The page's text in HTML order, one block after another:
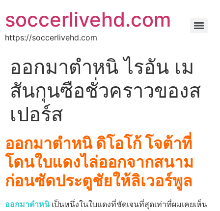
soccerlivehd.com
https://soccerlivehd.com
ออกมาตําหนิ ไรอัน เม
สันกุนซือชั่วคราวของส
เปอร์ส
ออกมาตําหนิ ดิโอโก้ โจต้าที่
โดนใบแดงไล่ออกจากสนาม
ก่อนซัดประตูชัยให้ลิเวอร์พูล
ออกมาตําหนิ เป็นหนึ่งในใบแดงที่ชัดเจนที่สุดเท่าที่ผมเคยเห็น